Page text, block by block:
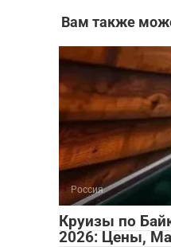
Вам также
Россия
Круизы по
2026: Цены,